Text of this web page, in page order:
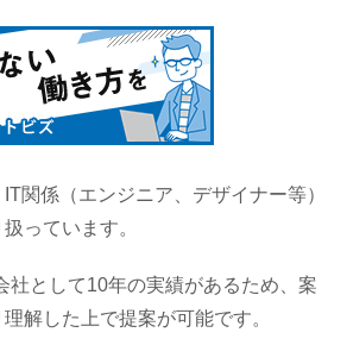
関係（エンジニア、デザイナー等）
っています。
社として10年の実績があるため、案
解した上で提案が可能です。